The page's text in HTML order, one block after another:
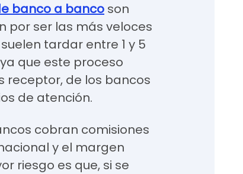
banco a banco son
por ser las más veloces
tardar entre 1 y 5
que este proceso
de los bancos
de atención.
cobran comisiones
y el margen
riesgo es que, si se